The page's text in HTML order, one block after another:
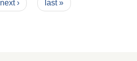
next › last »